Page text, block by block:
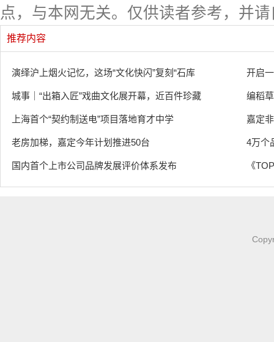
点，与本网无关。仅供读者参考，并
推荐内容
演绎沪上烟火记忆，这场“文化快闪”复刻“石库 开启
城事｜“出箱入匠”戏曲文化展开幕，近百件珍藏 编稻
上海首个“契约制送电”项目落地育才中学 嘉定
老房加梯，嘉定今年计划推进50台 4万个
国内首个上市公司品牌发展评价体系发布 《